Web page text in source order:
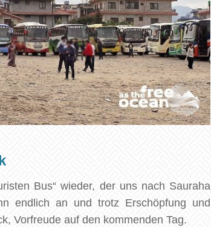
Bus“ wieder, der uns nach Sauraha
endlich an und trotz Erschöpfung und
Vorfreude auf den kommenden Tag.